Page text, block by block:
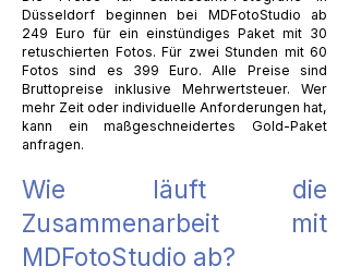
Düsseldorf beginnen bei MDFotoStudio ab
249 Euro für ein einstündiges Paket mit 30
retuschierten Fotos. Für zwei Stunden mit 60
Fotos sind es 399 Euro. Alle Preise sind
Bruttopreise inklusive Mehrwertsteuer. Wer
mehr Zeit oder individuelle Anforderungen hat,
kann ein maßgeschneidertes Gold-Paket
anfragen.
Wie läuft die
Zusammenarbeit mit
MDFotoStudio ab?